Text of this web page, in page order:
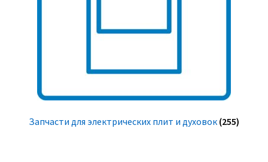
Запчасти для электрических плит и духовок (255)